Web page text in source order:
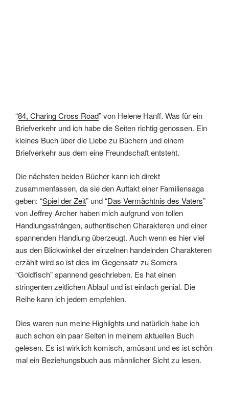
“84, Charing Cross Road” von Helene Hanff. Was für ein
Briefverkehr und ich habe die Seiten richtig genossen. Ein
kleines Buch über die Liebe zu Büchern und einem
Briefverkehr aus dem eine Freundschaft entsteht.
Die nächsten beiden Bücher kann ich direkt
zusammenfassen, da sie den Auftakt einer Familiensaga
geben: “Spiel der Zeit” und “Das Vermächtnis des Vaters”
von Jeffrey Archer haben mich aufgrund von tollen
Handlungssträngen, authentischen Charakteren und einer
spannenden Handlung überzeugt. Auch wenn es hier viel
aus den Blickwinkel der einzelnen handelnden Charakteren
erzählt wird so ist dies im Gegensatz zu Somers
“Goldfisch” spannend geschrieben. Es hat einen
stringenten zeitlichen Ablauf und ist einfach genial. Die
Reihe kann ich jedem empfehlen.
Dies waren nun meine Highlights und natürlich habe ich
auch schon ein paar Seiten in meinem aktuellen Buch
gelesen. Es ist wirklich komisch, amüsant und es ist schön
mal ein Beziehungsbuch aus männlicher Sicht zu lesen.